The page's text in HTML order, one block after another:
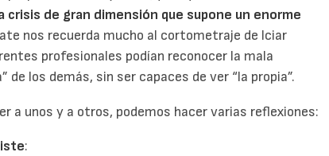
de gran dimensión que supone un enorme
nos recuerda mucho al cortometraje de Iciar
profesionales podían reconocer la mala
los demás, sin ser capaces de ver “la propia”.
a unos y a otros, podemos hacer varias reflexiones:
: